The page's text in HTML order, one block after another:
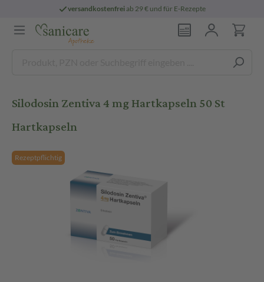
versandkostenfreiab 29 € und für E-Rezepte
Silodosin Zentiva 4 mg Hartkapseln 50 St
Hartkapseln
Rezeptpflichtig